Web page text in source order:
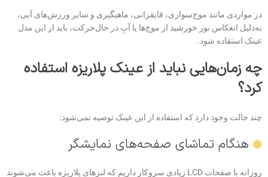
در مواردی مانند موج‌سواری، قایقرانی، ماهیگیری و سایر ورزش‌های آبی،
به‌دلیل انعکاس نور خورشید از موج‌ها یا آبِ در حال‌حرکت، باید از این مدل
عینک استفاده شود.
چه زمان‌هایی نباید از عینک پلاریزه استفاده
کرد؟
چند حالت وجود دارد که استفاده از این عینک توصیه نمی‌شود:
هنگام تماشای صفحه‌های نمایشگر
روزانه با صفحات LCD زیادی سر‌و‌کار داریم که لنزهای پلاریزه باعث می‌شوند